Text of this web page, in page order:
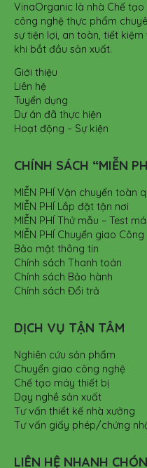
VinaOrganic là nhà Chế
công nghệ thực phẩm
sự tiện lợi, an toàn, tiết
khi bắt đầu sản xuất.
Giới thiệu
Liên hệ
Tuyển dụng
Dự án đã thực hiện
Hoạt động – Sự kiện
CHÍNH SÁCH “MIỄN
MIỄN PHÍ Vận chuyển toàn
MIỄN PHÍ Lắp đặt tận nơi
MIỄN PHÍ Thử mẫu – Test
MIỄN PHÍ Chuyển giao
Bảo mật thông tin
Chính sách Thanh toán
Chính sách Bảo hành
Chính sách Đổi trả
DỊCH VỤ TẬN TÂM
Nghiên cứu sản phẩm
Chuyển giao công nghệ
Chế tạo máy thiết bị
Dạy nghề sản xuất
Tư vấn thiết kế nhà xưởng
Tư vấn giấy phép/chứng
LIÊN HỆ NHANH